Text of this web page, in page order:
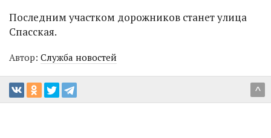
Последним участком дорожников станет улица
Спасская.
Автор: Служба новостей
^